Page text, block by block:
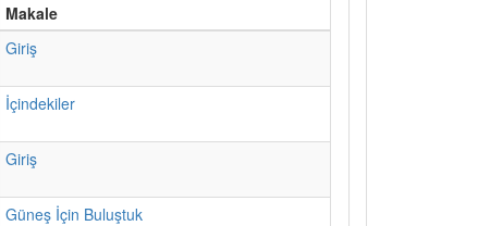
Makale
Giriş
İçindekiler
Giriş
Güneş İçin Buluştuk